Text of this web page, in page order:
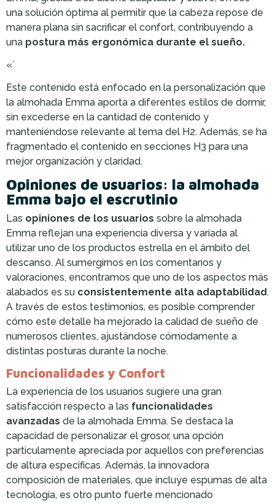
una solución óptima al permitir que la cabeza repose de
manera plana sin sacrificar el confort, contribuyendo a
una postura más ergonómica durante el sueño.
«`
Este contenido está enfocado en la personalización que
la almohada Emma aporta a diferentes estilos de dormir,
sin excederse en la cantidad de contenido y
manteniéndose relevante al tema del H2. Además, se ha
fragmentado el contenido en secciones H3 para una
mejor organización y claridad.
Opiniones de usuarios: la almohada
Emma bajo el escrutinio
Las opiniones de los usuarios sobre la almohada
Emma reflejan una experiencia diversa y variada al
utilizar uno de los productos estrella en el ámbito del
descanso. Al sumergirnos en los comentarios y
valoraciones, encontramos que uno de los aspectos más
alabados es su consistentemente alta adaptabilidad.
A través de estos testimonios, es posible comprender
cómo este detalle ha mejorado la calidad de sueño de
numerosos clientes, ajustándose cómodamente a
distintas posturas durante la noche.
Funcionalidades y Confort
La experiencia de los usuarios sugiere una gran
satisfacción respecto a las funcionalidades
avanzadas de la almohada Emma. Se destaca la
capacidad de personalizar el grosor, una opción
particulamente apreciada por aquellos con preferencias
de altura específicas. Además, la innovadora
composición de materiales, que incluye espumas de alta
tecnología, es otro punto fuerte mencionado